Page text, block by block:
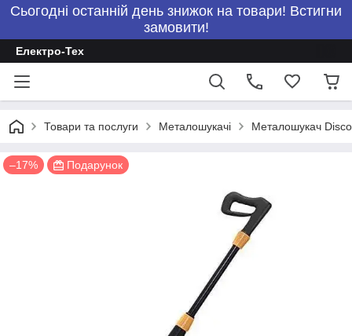
Сьогодні останній день знижок на товари! Встигни
замовити!
Електро-Тех
Товари та послуги Металошукачі Металошукач
–17% Подарунок